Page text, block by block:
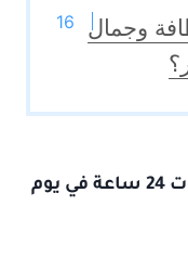
وجمال
24 ساعة في يوم